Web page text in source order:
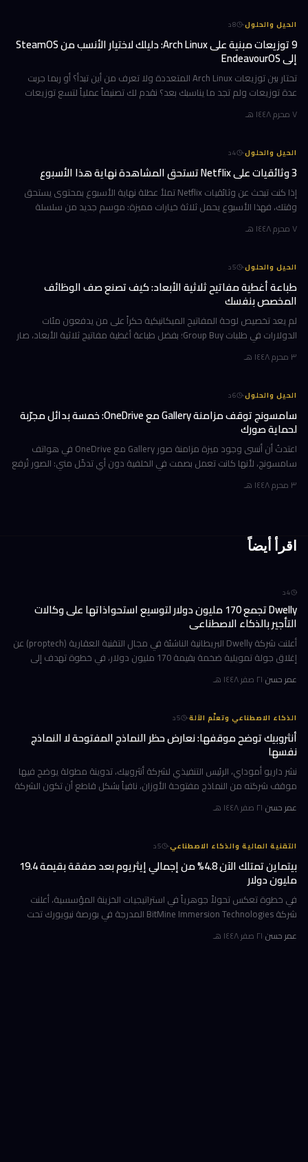
الحيل والحلول·
8د
9 توزيعات مبنية على Arch Linux: دليلك لاختيار الأنسب من SteamOS
إلى EndeavourOS
تحتار بين توزيعات Arch Linux المتعددة ولا تعرف من أين تبدأ؟ أو ربما جربت
عدة توزيعات ولم تجد ما يناسبك بعد؟ نقدم لك تصنيفاً عملياً لتسع توزيعات
٧ محرم ١٤٤٨ هـ
الحيل والحلول·
4د
3 وثائقيات على Netflix تستحق المشاهدة نهاية هذا الأسبوع
إذا كنت تبحث عن وثائقيات Netflix تملأ عطلة نهاية الأسبوع بمحتوى يستحق
وقتك، فهذا الأسبوع يحمل ثلاثة خيارات مميزة: موسم جديد من سلسلة
٧ محرم ١٤٤٨ هـ
الحيل والحلول·
5د
طباعة أغطية مفاتيح ثلاثية الأبعاد: كيف تصنع صف الوظائف
المخصص بنفسك
لم يعد تخصيص لوحة المفاتيح الميكانيكية حكراً على من يدفعون مئات
الدولارات في طلبات Group Buy؛ بفضل طباعة أغطية مفاتيح ثلاثية الأبعاد، صار
٣ محرم ١٤٤٨ هـ
الحيل والحلول·
6د
سامسونج توقف مزامنة Gallery مع OneDrive: خمسة بدائل مجرّبة
لحماية صورك
اعتدتُ أن أنسى وجود ميزة مزامنة صور Gallery مع OneDrive في هواتف
سامسونج، لأنها كانت تعمل بصمت في الخلفية دون أي تدخّل مني: الصور تُرفع
٣ محرم ١٤٤٨ هـ
اقرأ أيضاً
4د
Dwelly تجمع 170 مليون دولار لتوسيع استحواذاتها على وكالات
التأجير بالذكاء الاصطناعي
أعلنت شركة Dwelly البريطانية الناشئة في مجال التقنية العقارية (proptech) عن
إغلاق جولة تمويلية ضخمة بقيمة 170 مليون دولار، في خطوة تهدف إلى
عمر حسن·٢١ صفر ١٤٤٨ هـ
الذكاء الاصطناعي وتعلّم الآلة·
5د
أنثروبيك توضح موقفها: نعارض حظر النماذج المفتوحة لا النماذج
نفسها
نشر داريو أموداي، الرئيس التنفيذي لشركة أنثروبيك، تدوينة مطولة يوضح فيها
موقف شركته من النماذج مفتوحة الأوزان، نافياً بشكل قاطع أن تكون الشركة
عمر حسن·٢١ صفر ١٤٤٨ هـ
التقنية المالية والذكاء الاصطناعي·
5د
بيتماين تمتلك الآن 4.8% من إجمالي إيثريوم بعد صفقة بقيمة 19.4
مليون دولار
في خطوة تعكس تحولاً جوهرياً في استراتيجيات الخزينة المؤسسية، أعلنت
شركة BitMine Immersion Technologies المدرجة في بورصة نيويورك تحت
عمر حسن·٢١ صفر ١٤٤٨ هـ